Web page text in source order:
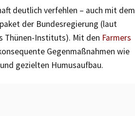
deutlich verfehlen – auch mit dem
der Bundesregierung (laut
Thünen-Instituts). Mit den Farmers
Gegenmaßnahmen wie
gezielten Humusaufbau.